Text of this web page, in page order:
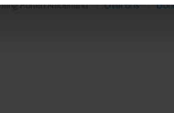
Forten Nederland Over ons